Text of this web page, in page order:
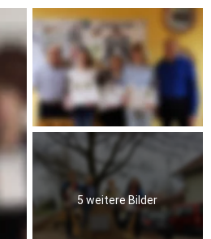
5 weitere Bilder